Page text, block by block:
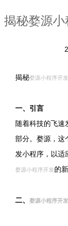
揭秘婺源
揭秘婺源小程序开发
一、引言
随着科技的飞速
部分。婺源，这
发小程序，以适
婺源小程序开发的
二、 婺源小程序开发